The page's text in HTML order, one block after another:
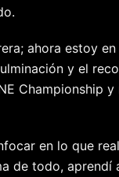
ahora estoy
y el
Championship
en lo que
de todo,